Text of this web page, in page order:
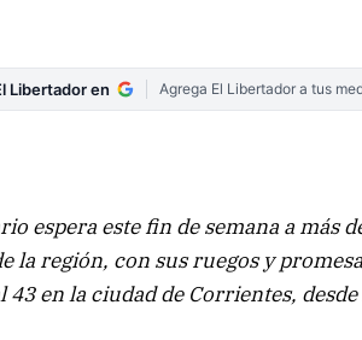
Libertador en Agrega El Libertador a tus
espera este fin de semana a más
la región, con sus ruegos y
43 en la ciudad de Corrientes,